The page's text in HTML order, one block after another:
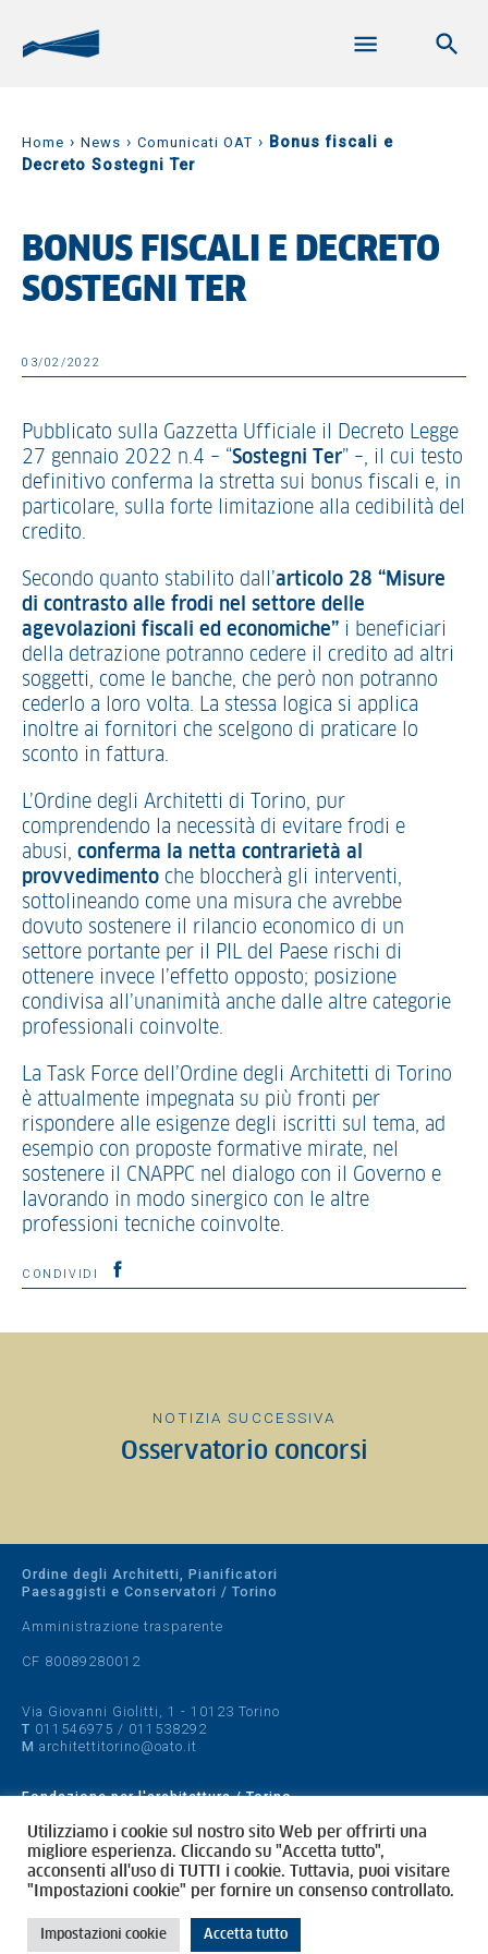
Home › News › Comunicati OAT › Bonus fiscali e
Decreto Sostegni Ter
BONUS FISCALI E DECRETO
SOSTEGNI TER
03/02/2022
Pubblicato sulla Gazzetta Ufficiale il Decreto Legge
27 gennaio 2022 n.4 – “Sostegni Ter” –, il cui testo
definitivo conferma la stretta sui bonus fiscali e, in
particolare, sulla forte limitazione alla cedibilità del
credito.
Secondo quanto stabilito dall’articolo 28 “Misure
di contrasto alle frodi nel settore delle
agevolazioni fiscali ed economiche” i beneficiari
della detrazione potranno cedere il credito ad altri
soggetti, come le banche, che però non potranno
cederlo a loro volta. La stessa logica si applica
inoltre ai fornitori che scelgono di praticare lo
sconto in fattura.
L’Ordine degli Architetti di Torino, pur
comprendendo la necessità di evitare frodi e
abusi, conferma la netta contrarietà al
provvedimento che bloccherà gli interventi,
sottolineando come una misura che avrebbe
dovuto sostenere il rilancio economico di un
settore portante per il PIL del Paese rischi di
ottenere invece l’effetto opposto; posizione
condivisa all’unanimità anche dalle altre categorie
professionali coinvolte.
La Task Force dell’Ordine degli Architetti di Torino
è attualmente impegnata su più fronti per
rispondere alle esigenze degli iscritti sul tema, ad
esempio con proposte formative mirate, nel
sostenere il CNAPPC nel dialogo con il Governo e
lavorando in modo sinergico con le altre
professioni tecniche coinvolte.
CONDIVIDI
NOTIZIA SUCCESSIVA
Osservatorio concorsi
Ordine degli Architetti, Pianificatori
Paesaggisti e Conservatori / Torino
Amministrazione trasparente
CF 80089280012
Via Giovanni Giolitti, 1 - 10123 Torino
T 011546975 / 011538292
M architettitorino@oato.it
Fondazione per l'architettura / Torino
Designed by quattrolinee.it
Cookie Policy
Privacy Policy
Utilizziamo i cookie sul nostro sito Web per offrirti una
migliore esperienza. Cliccando su "Accetta tutto",
acconsenti all'uso di TUTTI i cookie. Tuttavia, puoi visitare
"Impostazioni cookie" per fornire un consenso controllato.
Impostazioni cookie Accetta tutto